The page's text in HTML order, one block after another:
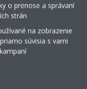
o prenose a správaní
strán
na zobrazenie
súvisia s vami